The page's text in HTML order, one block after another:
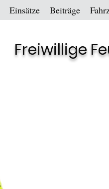
Einsätze Beiträge
Freiwillige